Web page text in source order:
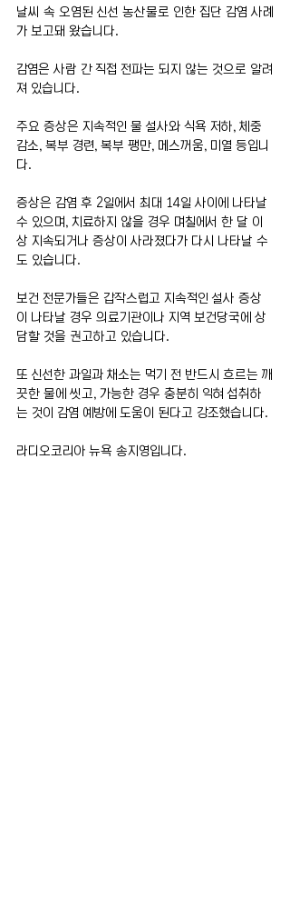
날씨 속 오염된 신선 농산물로 인한 집단 감염 사례
가 보고돼 왔습니다.
감염은 사람 간 직접 전파는 되지 않는 것으로 알려
져 있습니다.
주요 증상은 지속적인 물 설사와 식욕 저하, 체중
감소, 복부 경련, 복부 팽만, 메스꺼움, 미열 등입니
다.
증상은 감염 후 2일에서 최대 14일 사이에 나타날
수 있으며, 치료하지 않을 경우 며칠에서 한 달 이
상 지속되거나 증상이 사라졌다가 다시 나타날 수
도 있습니다.
보건 전문가들은 갑작스럽고 지속적인 설사 증상
이 나타날 경우 의료기관이나 지역 보건당국에 상
담할 것을 권고하고 있습니다.
또 신선한 과일과 채소는 먹기 전 반드시 흐르는 깨
끗한 물에 씻고, 가능한 경우 충분히 익혀 섭취하
는 것이 감염 예방에 도움이 된다고 강조했습니다.
라디오코리아 뉴욕 송지영입니다.